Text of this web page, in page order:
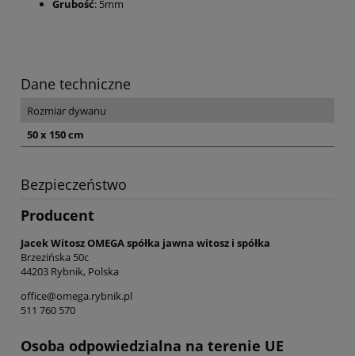
Grubość: 5mm
Dane techniczne
Rozmiar dywanu
50 x 150 cm
Bezpieczeństwo
Producent
Jacek Witosz OMEGA spółka jawna witosz i spółka
Brzezińska 50c
44203 Rybnik, Polska
office@omega.rybnik.pl
511 760 570
Osoba odpowiedzialna na terenie UE